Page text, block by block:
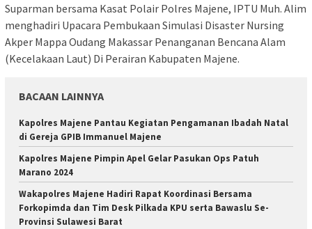
Suparman bersama Kasat Polair Polres Majene, IPTU Muh. Alim
menghadiri Upacara Pembukaan Simulasi Disaster Nursing
Akper Mappa Oudang Makassar Penanganan Bencana Alam
(Kecelakaan Laut) Di Perairan Kabupaten Majene.
BACAAN LAINNYA
Kapolres Majene Pantau Kegiatan Pengamanan Ibadah Natal
di Gereja GPIB Immanuel Majene
Kapolres Majene Pimpin Apel Gelar Pasukan Ops Patuh
Marano 2024
Wakapolres Majene Hadiri Rapat Koordinasi Bersama
Forkopimda dan Tim Desk Pilkada KPU serta Bawaslu Se-
Provinsi Sulawesi Barat